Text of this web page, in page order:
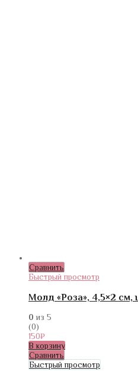
Сравнить
Быстрый просмотр
Молд «Роза», 4,5×2
0 из 5
(0)
150₽
В корзину
Сравнить
Быстрый просмотр